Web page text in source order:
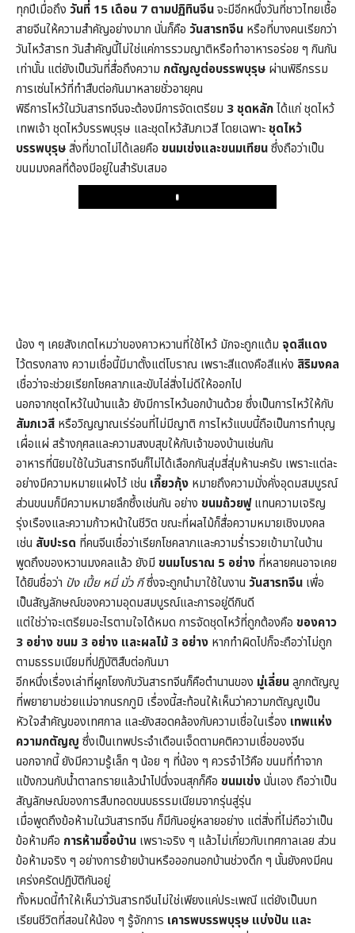
ทุกปีเมื่อถึง วันที่ 15 เดือน 7 ตามปฏิทินจีนจะมีอีกหนึ่งวันที่ชาวไทยเชื้อ
สายจีนให้ความสำคัญอย่างมาก นั่นก็คือ วันสารทจีน หรือที่บางคนเรียกว่า
วันไหว้สารท วันสำคัญนี้ไม่ใช่แค่การรวมญาติหรือทำอาหารอร่อย ๆ กินกัน
เท่านั้น แต่ยังเป็นวันที่สื่อถึงความ กตัญญูต่อบรรพบุรุษ ผ่านพิธีกรรม
การเซ่นไหว้ที่ทำสืบต่อกันมาหลายชั่วอายุคน
พิธีการไหว้ในวันสารทจีนจะต้องมีการจัดเตรียม 3 ชุดหลักได้แก่ ชุดไหว้
เทพเจ้า ชุดไหว้บรรพบุรุษ และชุดไหว้สัมภเวสี โดยเฉพาะชุดไหว้
บรรพบุรุษสิ่งที่ขาดไม่ได้เลยคือ ขนมเข่งและขนมเทียนซึ่งถือว่าเป็น
ขนมมงคลที่ต้องมีอยู่ในสำรับเสมอ
Play
น้อง ๆ เคยสังเกตไหมว่าของคาวหวานที่ใช้ไหว้ มักจะถูกแต้ม จุดสีแดง
ไว้ตรงกลาง ความเชื่อนี้มีมาตั้งแต่โบราณ เพราะสีแดงคือสีแห่ง สิริมงคล
เชื่อว่าจะช่วยเรียกโชคลาภและขับไล่สิ่งไม่ดีให้ออกไป
นอกจากชุดไหว้ในบ้านแล้ว ยังมีการไหว้นอกบ้านด้วย ซึ่งเป็นการไหว้ให้กับ
สัมภเวสี หรือวิญญาณเร่ร่อนที่ไม่มีญาติ การไหว้แบบนี้ถือเป็นการทำบุญ
เผื่อแผ่ สร้างกุศลและความสงบสุขให้กับเจ้าของบ้านเช่นกัน
อาหารที่นิยมใช้ในวันสารทจีนก็ไม่ได้เลือกกันสุ่มสี่สุ่มห้านะครับ เพราะแต่ละ
อย่างมีความหมายแฝงไว้ เช่น เกี๊ยวกุ้ง หมายถึงความมั่งคั่งอุดมสมบูรณ์
ส่วนขนมก็มีความหมายลึกซึ้งเช่นกัน อย่าง ขนมถ้วยฟูแทนความเจริญ
รุ่งเรืองและความก้าวหน้าในชีวิต ขณะที่ผลไม้ก็สื่อความหมายเชิงมงคล
เช่น สับปะรด ที่คนจีนเชื่อว่าเรียกโชคลาภและความร่ำรวยเข้ามาในบ้าน
พูดถึงของหวานมงคลแล้ว ยังมี ขนมโบราณ 5 อย่าง ที่หลายคนอาจเคย
ได้ยินชื่อว่า ปัง เปี้ย หมี่ มั่ว กีซึ่งจะถูกนำมาใช้ในงาน วันสารทจีน เพื่อ
เป็นสัญลักษณ์ของความอุดมสมบูรณ์และการอยู่ดีกินดี
แต่ใช่ว่าจะเตรียมอะไรตามใจได้หมด การจัดชุดไหว้ที่ถูกต้องคือ ของคาว
3 อย่าง ขนม 3 อย่าง และผลไม้ 3 อย่าง หากทำผิดไปก็จะถือว่าไม่ถูก
ตามธรรมเนียมที่ปฏิบัติสืบต่อกันมา
อีกหนึ่งเรื่องเล่าที่ผูกโยงกับวันสารทจีนก็คือตำนานของ มู่เลี่ยนลูกกตัญญู
ที่พยายามช่วยแม่จากนรกภูมิ เรื่องนี้สะท้อนให้เห็นว่าความกตัญญูเป็น
หัวใจสำคัญของเทศกาล และยังสอดคล้องกับความเชื่อในเรื่อง เทพแห่ง
ความกตัญญู ซึ่งเป็นเทพประจำเดือนเจ็ดตามคติความเชื่อของจีน
นอกจากนี้ ยังมีความรู้เล็ก ๆ น้อย ๆ ที่น้อง ๆ ควรจำไว้คือ ขนมที่ทำจาก
แป้งกวนกับน้ำตาลทรายแล้วนำไปนึ่งจนสุกก็คือ ขนมเข่งนั่นเอง ถือว่าเป็น
สัญลักษณ์ของการสืบทอดขนบธรรมเนียมจากรุ่นสู่รุ่น
เมื่อพูดถึงข้อห้ามในวันสารทจีน ก็มีกันอยู่หลายอย่าง แต่สิ่งที่ไม่ถือว่าเป็น
ข้อห้ามคือ การห้ามซื้อบ้าน เพราะจริง ๆ แล้วไม่เกี่ยวกับเทศกาลเลย ส่วน
ข้อห้ามจริง ๆ อย่างการย้ายบ้านหรือออกนอกบ้านช่วงดึก ๆ นั้นยังคงมีคน
เคร่งครัดปฏิบัติกันอยู่
ทั้งหมดนี้ทำให้เห็นว่าวันสารทจีนไม่ใช่เพียงแค่ประเพณี แต่ยังเป็นบท
เรียนชีวิตที่สอนให้น้อง ๆ รู้จักการ เคารพบรรพบุรุษ แบ่งปัน และ